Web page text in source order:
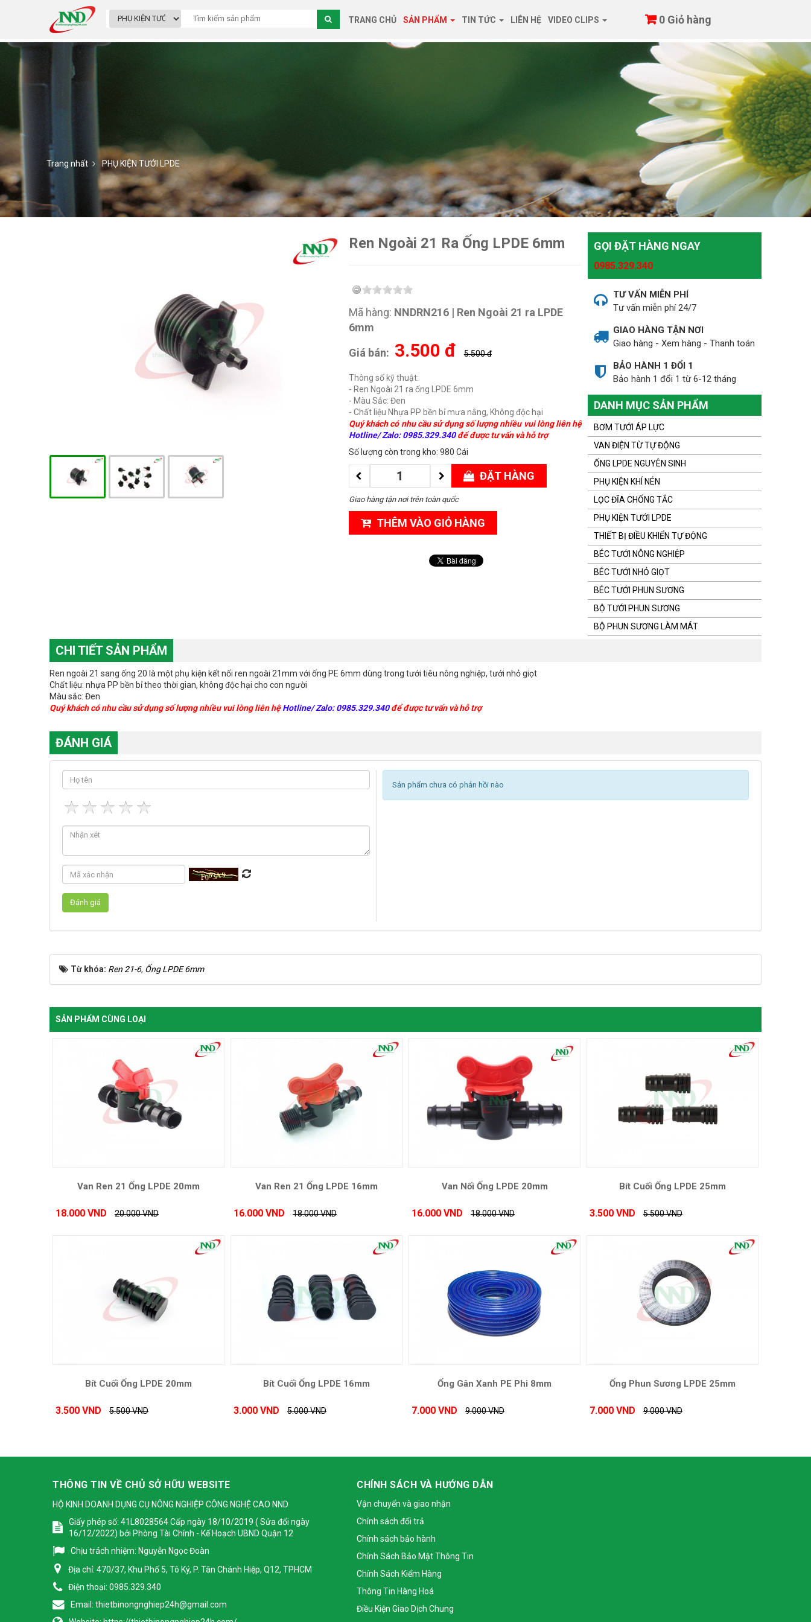
TRANG CHỦ SẢN PHẨM TIN TỨC LIÊN HỆ VIDEO CLIPS 0 Giỏ hàng
Trang nhất PHỤ KIỆN TƯỚI LPDE
Ren Ngoài 21 Ra Ống LPDE 6mm
Mã hàng: NNDRN216 | Ren Ngoài 21 ra LPDE
6mm
Giá bán: 3.500 đ 5.500 đ
Thông số kỹ thuật:
- Ren Ngoài 21 ra ống LPDE 6mm
- Màu Sắc: Đen
- Chất liệu Nhựa PP bền bỉ mưa nắng, Không độc hại
Quý khách có nhu cầu sử dụng số lượng nhiều vui lòng liên hệ
Hotline/ Zalo: 0985.329.340để được tư vấn và hỗ trợ
Số lượng còn trong kho: 980 Cái
ĐẶT HÀNG
Giao hàng tận nơi trên toàn quốc
THÊM VÀO GIỎ HÀNG
GỌI ĐẶT HÀNG NGAY
0985.329.340
TƯ VẤN MIỄN PHÍ
Tư vấn miễn phí 24/7
GIAO HÀNG TẬN NƠI
Giao hàng - Xem hàng - Thanh toán
BẢO HÀNH 1 ĐỔI 1
Bảo hành 1 đổi 1 từ 6-12 tháng
DANH MỤC SẢN PHẨM
BƠM TƯỚI ÁP LỰC
VAN ĐIỆN TỪ TỰ ĐỘNG
ỐNG LPDE NGUYÊN SINH
PHỤ KIỆN KHÍ NÉN
LỌC ĐĨA CHỐNG TẮC
PHỤ KIỆN TƯỚI LPDE
THIẾT BỊ ĐIỀU KHIỂN TỰ ĐỘNG
BÉC TƯỚI NÔNG NGHIỆP
BÉC TƯỚI NHỎ GIỌT
BÉC TƯỚI PHUN SƯƠNG
BỘ TƯỚI PHUN SƯƠNG
BỘ PHUN SƯƠNG LÀM MÁT
CHI TIẾT SẢN PHẨM
Ren ngoài 21 sang ống 20 là một phụ kiện kết nối ren ngoài 21mm với ống PE 6mm dùng trong tưới tiêu nông nghiệp, tưới nhỏ giọt
Chất liệu: nhựa PP bền bỉ theo thời gian, không độc hại cho con người
Màu sắc: Đen
Quý khách có nhu cầu sử dụng số lượng nhiều vui lòng liên hệHotline/ Zalo: 0985.329.340để được tư vấn và hỗ trợ
ĐÁNH GIÁ
Sản phẩm chưa có phản hồi nào
Từ khóa: Ren 21-6, Ống LPDE 6mm
SẢN PHẨM CÙNG LOẠI
Van Ren 21 Ống LPDE 20mm
18.000 VND 20.000 VND
Van Ren 21 Ống LPDE 16mm
16.000 VND 18.000 VND
Van Nối Ống LPDE 20mm
16.000 VND 18.000 VND
Bít Cuối Ống LPDE 25mm
3.500 VND 5.500 VND
Bít Cuối Ống LPDE 20mm
3.500 VND 5.500 VND
Bít Cuối Ống LPDE 16mm
3.000 VND 5.000 VND
Ống Gân Xanh PE Phi 8mm
7.000 VND 9.000 VND
Ống Phun Sương LPDE 25mm
7.000 VND 9.000 VND
THÔNG TIN VỀ CHỦ SỞ HỮU WEBSITE
HỘ KINH DOANH DỤNG CỤ NÔNG NGHIỆP CÔNG NGHỆ CAO NND
Giấy phép số: 41L8028564 Cấp ngày 18/10/2019 ( Sửa đổi ngày
16/12/2022) bởi Phòng Tài Chính - Kế Hoạch UBND Quận 12
Chịu trách nhiệm: Nguyễn Ngọc Đoàn
Địa chỉ: 470/37, Khu Phố 5, Tô Ký, P. Tân Chánh Hiệp, Q12, TPHCM
Điện thoại: 0985.329.340
Email: thietbinongnghiep24h@gmail.com
CHÍNH SÁCH VÀ HƯỚNG DẪN
Vận chuyển và giao nhận
Chính sách đổi trả
Chính sách bảo hành
Chính Sách Bảo Mật Thông Tin
Chính Sách Kiểm Hàng
Thông Tin Hàng Hoá
Điều Kiện Giao Dịch Chung